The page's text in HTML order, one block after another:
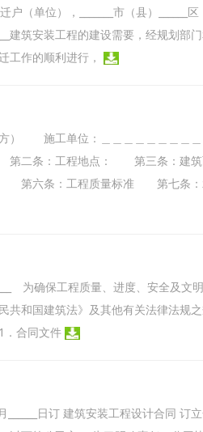
位），_______市（县）______区
建筑安装工程的建设需要，经规划部
工作的顺利进行，
） 施工单位：＿＿＿＿＿＿＿＿＿
二条：工程地点： 第三条：建
第六条：工程质量标准 第七条：
为确保工程质量、进度、安全及文
共和国建筑法》及其他有关法律法规
合同文件
日订 建筑安装工程设计合同 订